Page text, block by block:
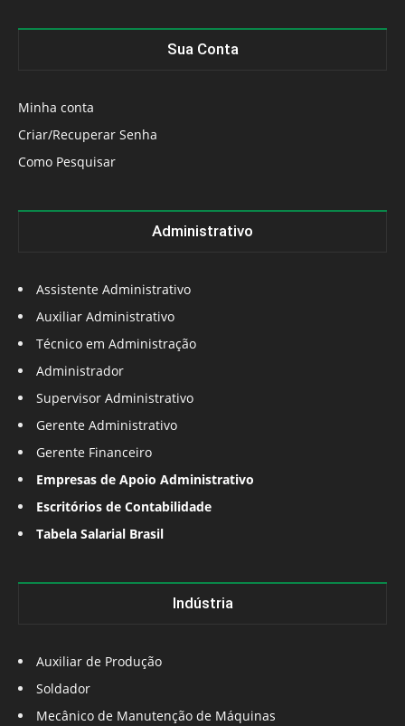
Sua Conta
Minha conta
Criar/Recuperar Senha
Como Pesquisar
Administrativo
Assistente Administrativo
Auxiliar Administrativo
Técnico em Administração
Administrador
Supervisor Administrativo
Gerente Administrativo
Gerente Financeiro
Empresas de Apoio Administrativo
Escritórios de Contabilidade
Tabela Salarial Brasil
Indústria
Auxiliar de Produção
Soldador
Mecânico de Manutenção de Máquinas